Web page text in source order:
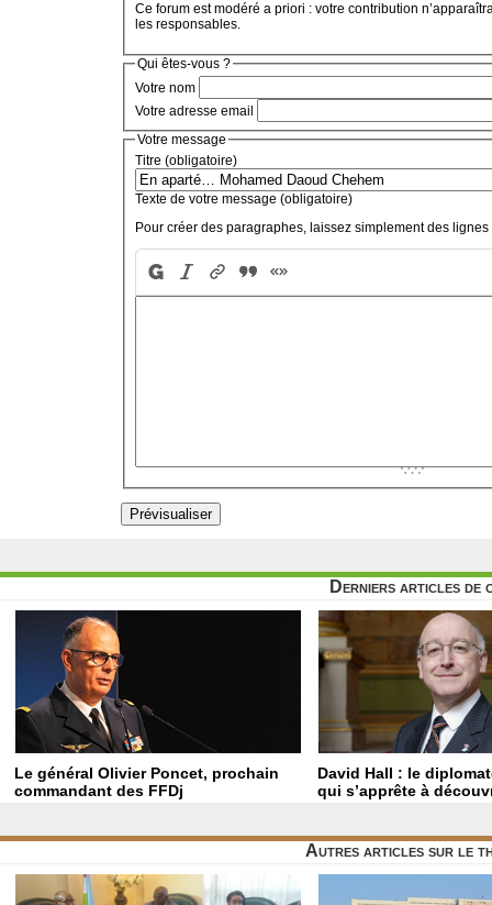
Ce forum est modéré a priori : votre contribution
les responsables.
Qui êtes-vous ?
Votre nom
Votre adresse email
Votre message
Titre (obligatoire)
Texte de votre message (obligatoire)
Pour créer des paragraphes, laissez simplement des lignes
Derniers articles de
Le général Olivier Poncet, prochain
commandant des FFDj
David Hall : le
qui s’apprête à
Autres articles sur le